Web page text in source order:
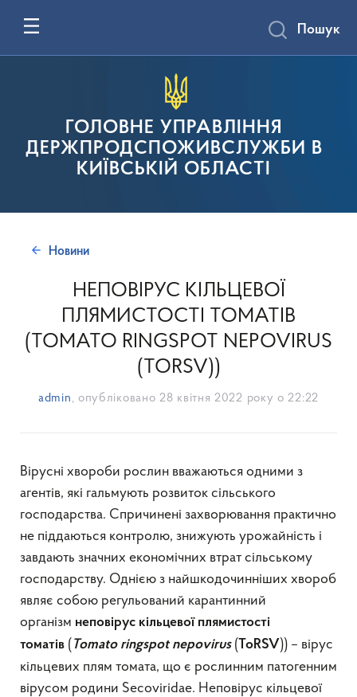
ГОЛОВНЕ УПРАВЛІННЯ
ДЕРЖПРОДСПОЖИВСЛУЖБИ В
КИЇВСЬКІЙ ОБЛАСТІ
Пошук
Новини
НЕПОВІРУС КІЛЬЦЕВОЇ
ПЛЯМИСТОСТІ ТОМАТІВ
(TOMATO RINGSPOT NEPOVIRUS
(TORSV))
admin , опубліковано 28 квітня 2022 року о 22:22
Вірусні хвороби рослин вважаються одними з
агентів, які гальмують розвиток сільського
господарства. Спричинені захворювання практично
не піддаються контролю, знижують урожайність і
завдають значних економічних втрат сільському
господарству. Однією з найшкодочинніших хвороб
являє собою регульований карантинний
організм неповірус кільцевої плямистості
томатів ( Tomato ringspot nepovirus( ToRSV)) – вірус
кільцевих плям томата, що є рослинним патогенним
вірусом родини Secoviridae. Неповірус кільцевої